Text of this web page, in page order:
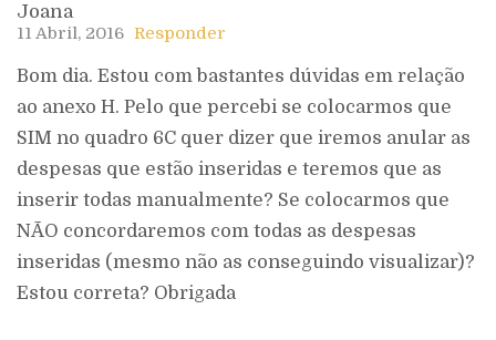
Joana
11 Abril, 2016 Responder
Bom dia. Estou com bastantes dúvidas em relação
ao anexo H. Pelo que percebi se colocarmos que
SIM no quadro 6C quer dizer que iremos anular as
despesas que estão inseridas e teremos que as
inserir todas manualmente? Se colocarmos que
NÃO concordaremos com todas as despesas
inseridas (mesmo não as conseguindo visualizar)?
Estou correta? Obrigada